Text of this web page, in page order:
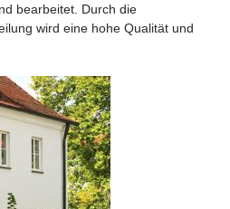
bearbeitet. Durch die
wird eine hohe Qualität und